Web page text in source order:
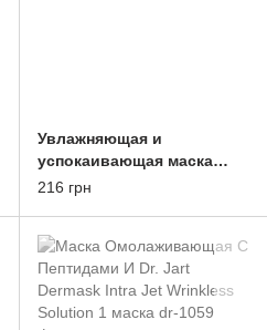
Увлажняющая и
успокаивающая маска
Dr.Jart+ Cicapair Intensive
216 грн